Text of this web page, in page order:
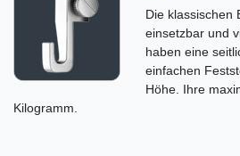
Die klassischen
einsetzbar und
haben eine
einfachen
Höhe. Ihre
Kilogramm.